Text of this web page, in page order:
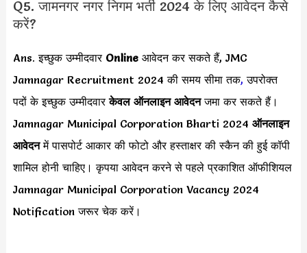
Q5. जामनगर नगर निगम भर्ती 2024 के लिए आवेदन कैसे
करें?
Ans. इच्छुक उम्मीदवार Online आवेदन कर सकते हैं, JMC
Jamnagar Recruitment 2024 की समय सीमा तक, उपरोक्त
पदों के इच्छुक उम्मीदवारकेवल ऑनलाइन आवेदनजमा कर सकते हैं।
Jamnagar Municipal Corporation Bharti 2024 ऑनलाइन
आवेदनमें पासपोर्ट आकार की फोटो और हस्ताक्षर की स्कैन की हुई कॉपी
शामिल होनी चाहिए। कृपया आवेदन करने से पहले प्रकाशित ऑफीशियल
Jamnagar Municipal Corporation Vacancy 2024
Notification जरूर चेक करें।